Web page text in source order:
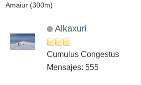
Amaiur (300m)
Alkaxuri
Cumulus Congestus
Mensajes: 555